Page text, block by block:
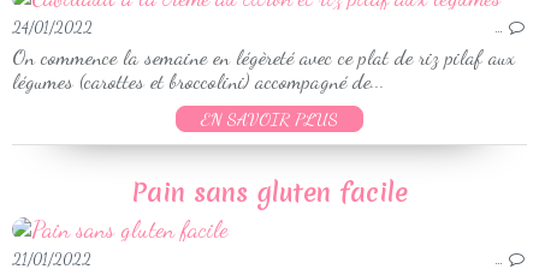
24/01/2022 …
On commence la semaine en légèreté avec ce plat de riz pilaf aux
légumes (carottes et broccolini) accompagné de...
EN SAVOIR PLUS
Pain sans gluten facile
21/01/2022 …